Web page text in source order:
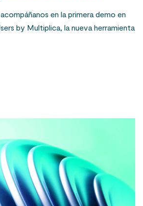
en la primera demo en
by Multiplica, la nueva herramienta